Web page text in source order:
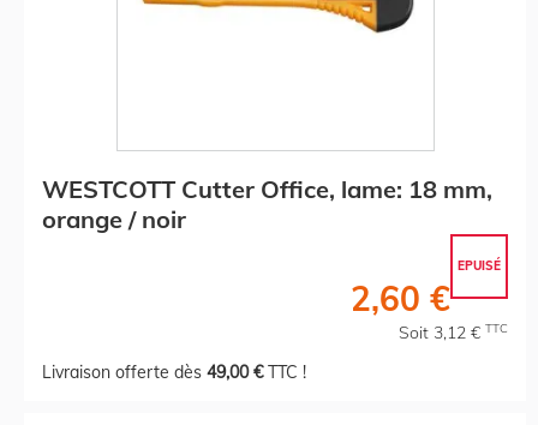
WESTCOTT Cutter Office, lame: 18 mm,
orange / noir
EPUISÉ
2,60 €
Soit 3,12 € TTC
Livraison offerte dès 49,00 €TTC !